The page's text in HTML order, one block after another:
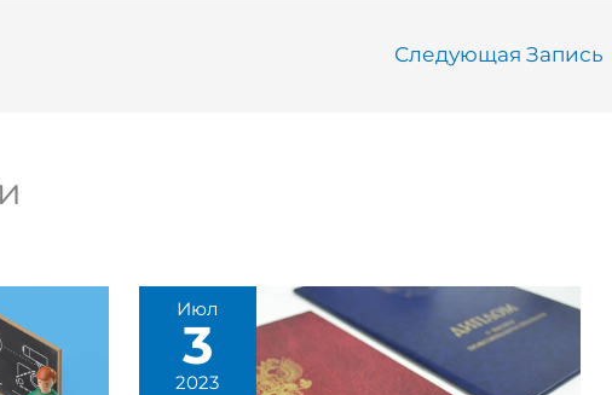
Следующая Запись
Июл
3
2023